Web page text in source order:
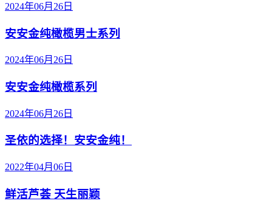
2024年06月26日
安安金纯橄榄男士系列
2024年06月26日
安安金纯橄榄系列
2024年06月26日
圣依的选择！安安金纯！
2022年04月06日
鲜活芦荟 天生丽颖